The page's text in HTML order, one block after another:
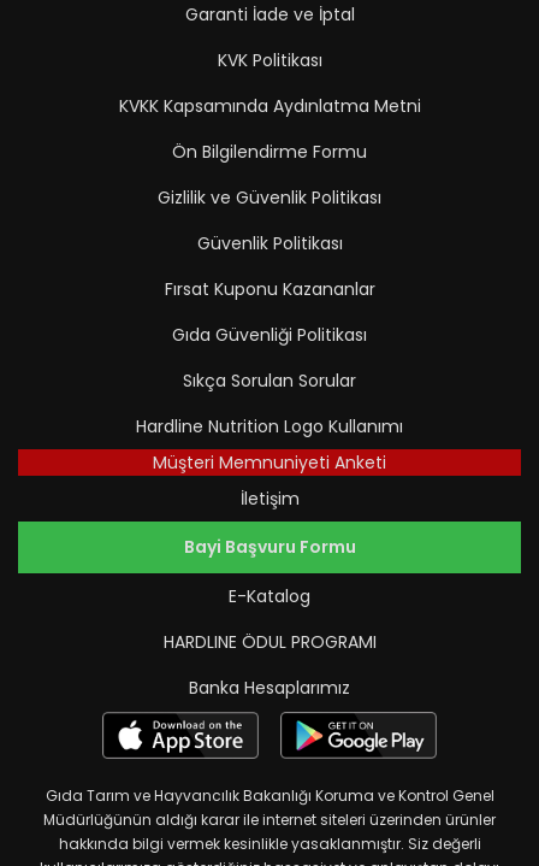
Garanti İade ve İptal
KVK Politikası
KVKK Kapsamında Aydınlatma Metni
Ön Bilgilendirme Formu
Gizlilik ve Güvenlik Politikası
Güvenlik Politikası
Fırsat Kuponu Kazananlar
Gıda Güvenliği Politikası
Sıkça Sorulan Sorular
Hardline Nutrition Logo Kullanımı
Müşteri Memnuniyeti Anketi
İletişim
Bayi Başvuru Formu
E-Katalog
HARDLINE ÖDUL PROGRAMI
Banka Hesaplarımız
Gıda Tarım ve Hayvancılık Bakanlığı Koruma ve Kontrol Genel
Müdürlüğünün aldığı karar ile internet siteleri üzerinden ürünler
hakkında bilgi vermek kesinlikle yasaklanmıştır. Siz değerli